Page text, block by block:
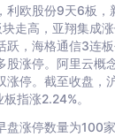
利欧股份9天6板，
走高，亚翔集成
跃，海格通信3连
股涨停。阿里云概
涨停。截至收盘，
指涨2.24%。
盘涨停数量为100